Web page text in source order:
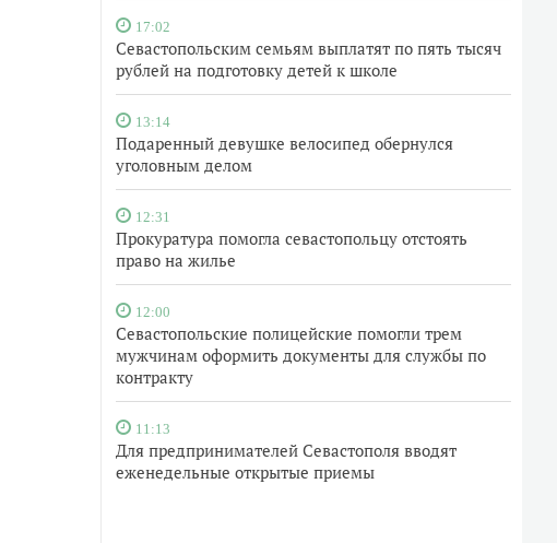
17:02
Севастопольским семьям выплатят по пять тысяч
рублей на подготовку детей к школе
13:14
Подаренный девушке велосипед обернулся
уголовным делом
12:31
Прокуратура помогла севастопольцу отстоять
право на жилье
12:00
Севастопольские полицейские помогли трем
мужчинам оформить документы для службы по
контракту
11:13
Для предпринимателей Севастополя вводят
еженедельные открытые приемы